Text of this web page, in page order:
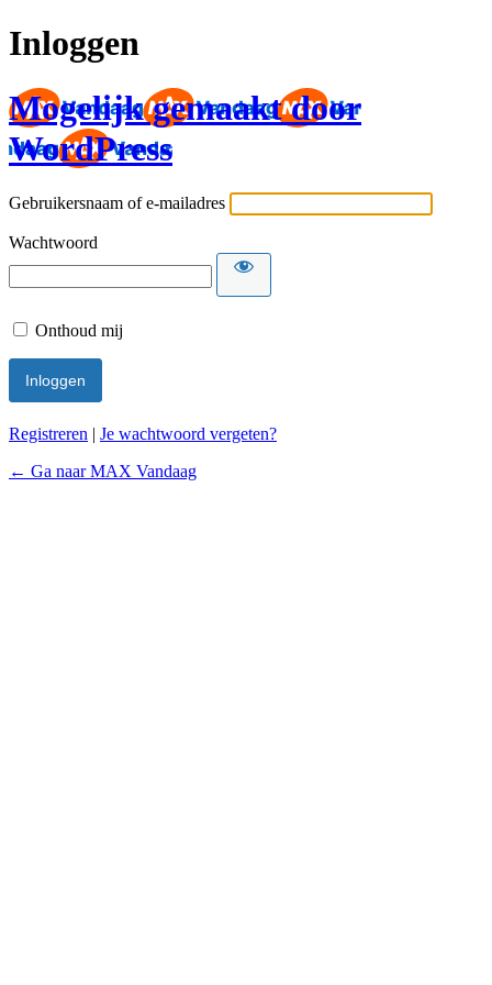
Inloggen
Mogelijk gemaakt door
WordPress
Gebruikersnaam of e-mailadres
Wachtwoord
Onthoud mij
Registreren | Je wachtwoord vergeten?
← Ga naar MAX Vandaag